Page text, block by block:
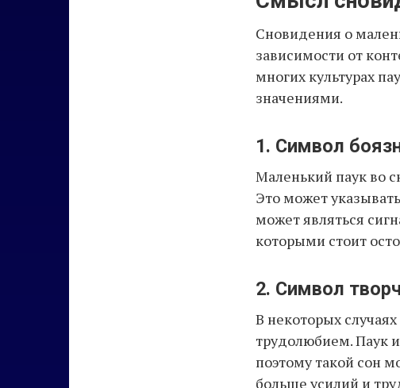
Сновидения о
зависимости от
многих культурах
значениями.
1. Символ
Маленький паук во
Это может
может являться
которыми стоит
2. Символ
В некоторых
трудолюбием. Паук
поэтому такой сон
больше усилий и